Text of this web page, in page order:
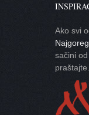
Ako svi
sačini
praštajte.